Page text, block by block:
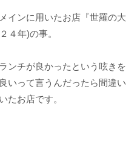
インに用いたお店『世羅の大
４年)の事。
ンチが良かったという呟きを
いって言うんだったら間違い
たお店です。